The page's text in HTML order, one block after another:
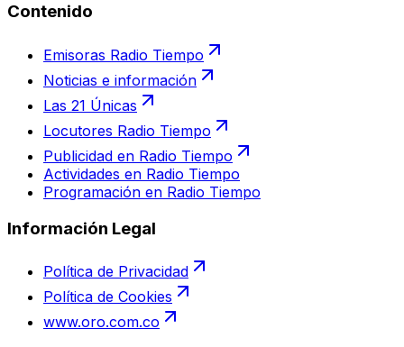
Contenido
Emisoras Radio Tiempo
Noticias e información
Las 21 Únicas
Locutores Radio Tiempo
Publicidad en Radio Tiempo
Actividades en Radio Tiempo
Programación en Radio Tiempo
Información Legal
Política de Privacidad
Política de Cookies
www.oro.com.co